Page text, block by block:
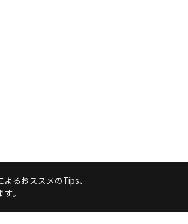
るおススメのTips、
。